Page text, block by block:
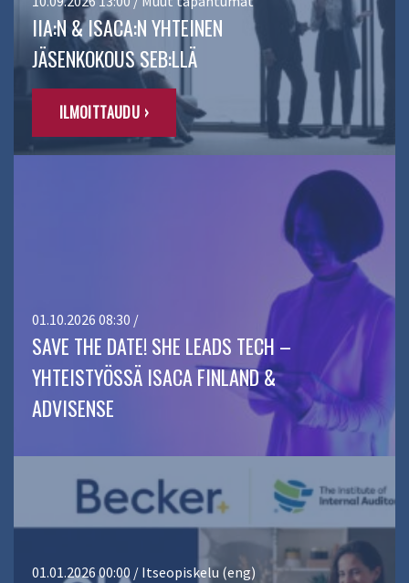
IIA:N & ISACA:N YHTEINEN
JÄSENKOKOUS SEB:LLÄ
ILMOITTAUDU ›
01.10.2026 08:30 /
SAVE THE DATE! SHE LEADS TECH –
YHTEISTYÖSSÄ ISACA FINLAND &
ADVISENSE
01.01.2026 00:00 / Itseopiskelu (eng)